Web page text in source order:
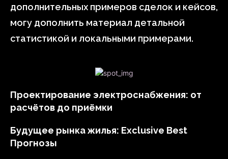
дополнительных примеров сделок и кейсов,
могу дополнить материал детальной
статистикой и локальными примерами.
Проектирование электроснабжения: от
расчётов до приёмки
Будущее рынка жилья: Exclusive Best
Прогнозы